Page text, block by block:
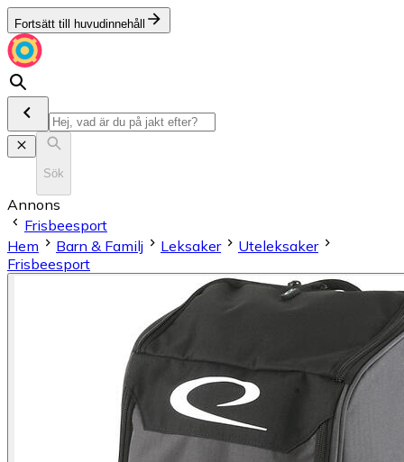
Fortsätt till huvudinnehåll
Sök
Annons
Frisbeesport
Hem
Barn & Familj Leksaker
Uteleksaker
Frisbeesport